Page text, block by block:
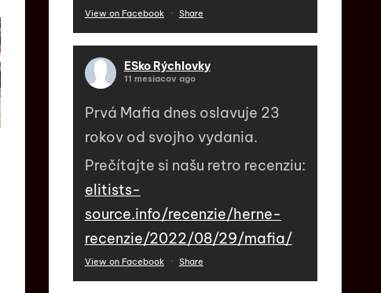
View on Facebook · Share
ESko Rýchlovky
11 mesiacov ago
Prvá Mafia dnes oslavuje 23
rokov od svojho vydania.
Prečítajte si našu retro recenziu:
elitists-
source.info/recenzie/herne-
recenzie/2022/08/29/mafia/
View on Facebook · Share